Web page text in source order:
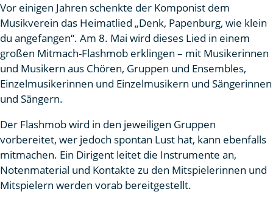
Vor einigen Jahren schenkte der Komponist dem
Musikverein das Heimatlied „Denk, Papenburg, wie klein
du angefangen“. Am 8. Mai wird dieses Lied in einem
großen Mitmach-Flashmob erklingen – mit Musikerinnen
und Musikern aus Chören, Gruppen und Ensembles,
Einzelmusikerinnen und Einzelmusikern und Sängerinnen
und Sängern.
Der Flashmob wird in den jeweiligen Gruppen
vorbereitet, wer jedoch spontan Lust hat, kann ebenfalls
mitmachen. Ein Dirigent leitet die Instrumente an,
Notenmaterial und Kontakte zu den Mitspielerinnen und
Mitspielern werden vorab bereitgestellt.